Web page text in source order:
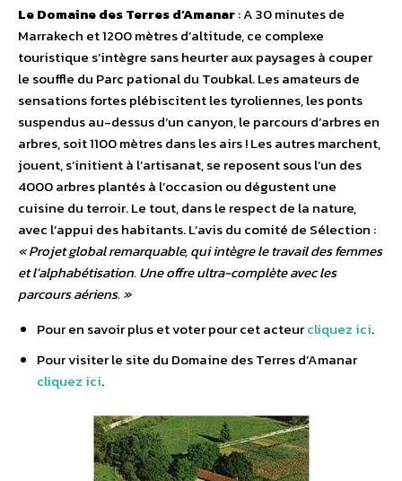
Le Domaine des Terres d’Amanar: A 30 minutes de
Marrakech et 1200 mètres d’altitude, ce complexe
touristique s’intègre sans heurter aux paysages à couper
le souffle du Parc pational du Toubkal. Les amateurs de
sensations fortes plébiscitent les tyroliennes, les ponts
suspendus au-dessus d’un canyon, le parcours d’arbres en
arbres, soit 1100 mètres dans les airs ! Les autres marchent,
jouent, s’initient à l’artisanat, se reposent sous l’un des
4000 arbres plantés à l’occasion ou dégustent une
cuisine du terroir. Le tout, dans le respect de la nature,
avec l’appui des habitants. L’avis du comité de Sélection :
« Projet global remarquable, qui intègre le travail des femmes
et l’alphabétisation. Une offre ultra-complète avec les
parcours aériens. »
Pour en savoir plus et voter pour cet acteurcliquez ici.
Pour visiter le site du Domaine des Terres d’Amanar
cliquez ici.